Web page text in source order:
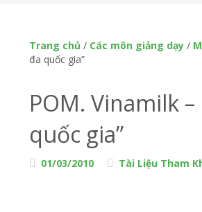
Trang chủ / Các môn giảng dạy/
đa quốc gia”
POM. Vinamilk
quốc gia”
01/03/2010 Tài Liệu Tham